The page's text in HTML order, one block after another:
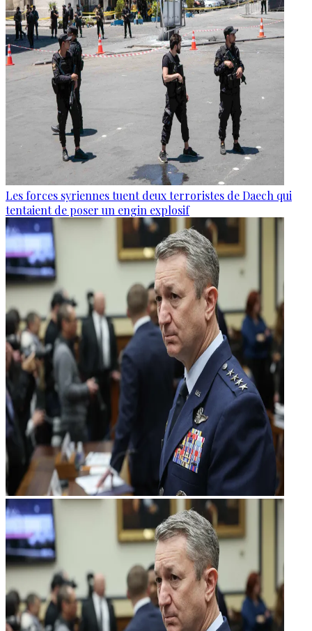
Les forces syriennes tuent deux terroristes de Daech qui
tentaient de poser un engin explosif